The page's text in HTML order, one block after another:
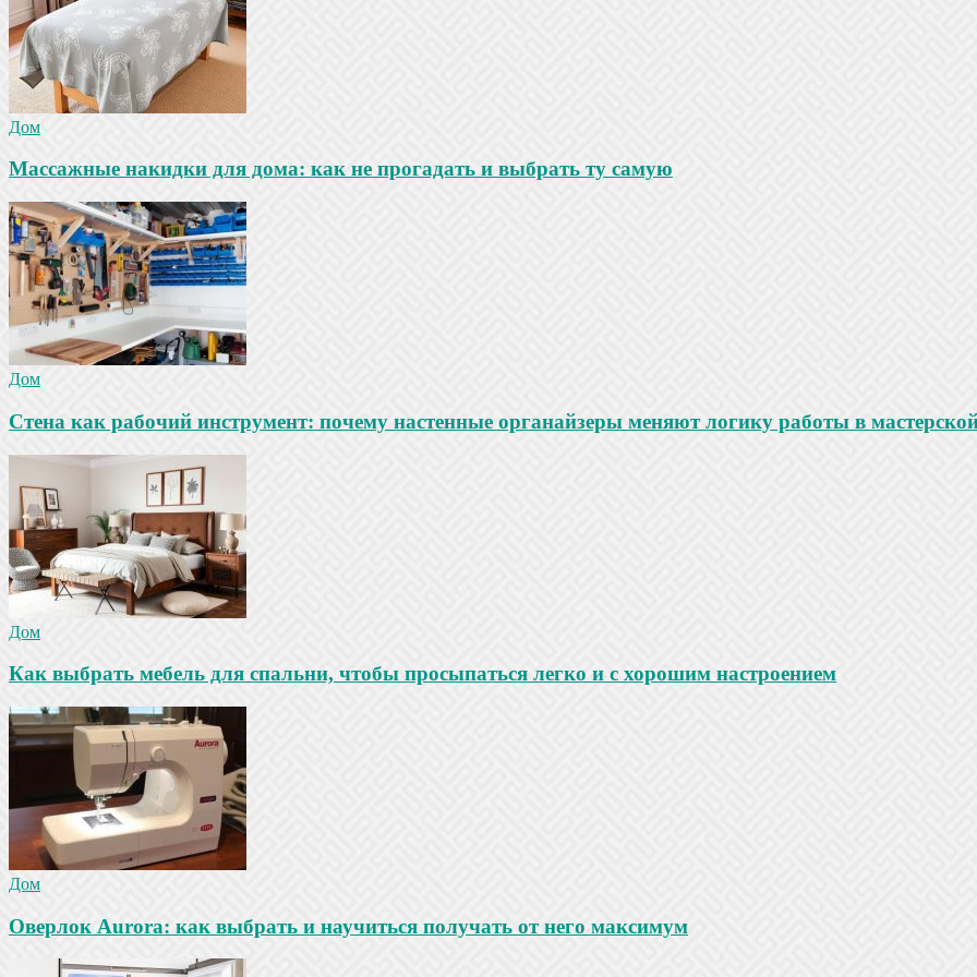
Дом
Массажные накидки для дома: как не прогадать и выбрать ту самую
Дом
Стена как рабочий инструмент: почему настенные органайзеры меняют логику работы в
Дом
Как выбрать мебель для спальни, чтобы просыпаться легко и с хорошим настроением
Дом
Оверлок Aurora: как выбрать и научиться получать от него максимум